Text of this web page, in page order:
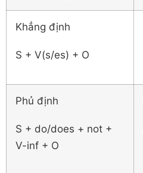
Khẳng định
S + V(s/es) + O
Phủ định
S + do/does + not +
V-inf + O